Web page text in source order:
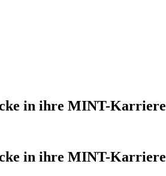
in ihre MINT-Karriere
in ihre MINT-Karriere